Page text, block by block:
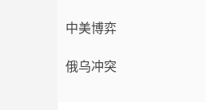
中美博弈
俄乌冲突